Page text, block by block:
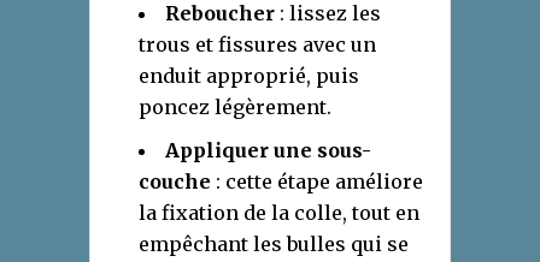
Reboucher : lissez les
trous et fissures avec un
enduit approprié, puis
poncez légèrement.
Appliquer une sous-
couche : cette étape améliore
la fixation de la colle, tout en
empêchant les bulles qui se